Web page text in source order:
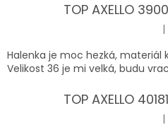
TOP AXELLO
Hodnocení |
Halenka je moc hezká, materiál
Velikost 36 je mi velká, budu
TOP AXELLO 40181
Hodnocení produktu|